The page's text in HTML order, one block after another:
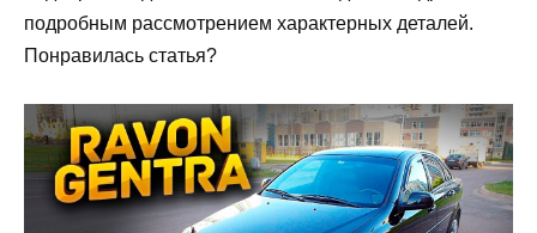
подробным рассмотрением характерных деталей.
Понравилась статья?